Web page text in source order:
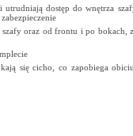
dostęp do wnętrza
oraz od frontu i po bokach,
się cicho, co zapobiega